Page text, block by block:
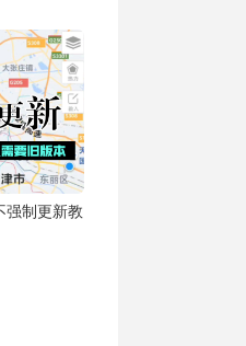
强制更新教